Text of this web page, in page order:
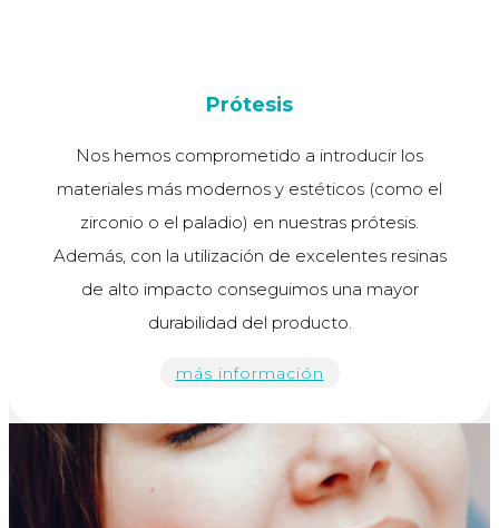
Prótesis
Nos hemos comprometido a introducir los
materiales más modernos y estéticos (como el
zirconio o el paladio) en nuestras prótesis.
Además, con la utilización de excelentes resinas
de alto impacto conseguimos una mayor
durabilidad del producto.
más información